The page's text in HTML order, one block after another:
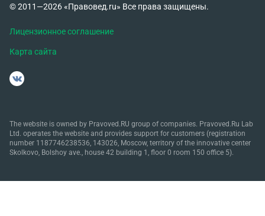
© 2011—2026 «Правовед.ru» Все права защищены.
Лицензионное соглашение
Карта сайта
The website is owned by Pravoved.RU group of companies. Pravoved.Ru Lab
Ltd. operates the website and provides support for customers (registration
number 1187746238536, 143026, Moscow, territory of the innovative center
Skolkovo, Bolshoy ave., house 42 building 1, floor 0 room 150 office 5).